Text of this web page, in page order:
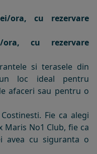
ora, cu rezervare
cu rezervare
si terasele din
loc ideal pentru
afaceri sau pentru o
Fie ca alegi
No1 Club, fie ca
avea cu siguranta o